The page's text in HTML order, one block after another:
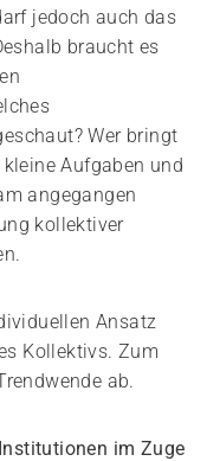
jedoch auch das
braucht es
Wer bringt
Aufgaben und
angegangen
kollektiver
Ansatz
Kollektivs. Zum
ab.
im Zuge